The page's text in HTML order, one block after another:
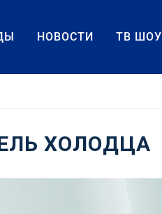
НОВОСТИ ТВ ШОУ
ХОЛОДЦА